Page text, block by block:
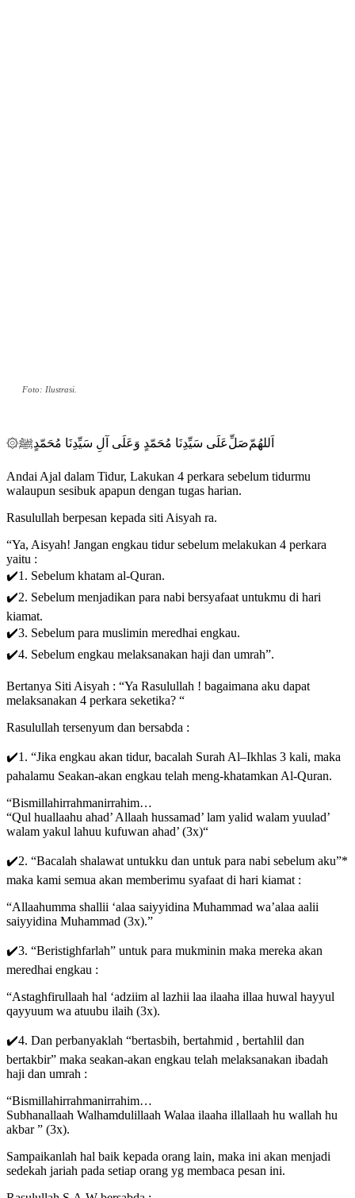
Foto: Ilustrasi.
۞ﺍَﻟﻠﻬُﻢّﺻَﻞِّﻋَﻠَﻰ ﺳَﻴِّﺪِﻧَﺎ ﻣُﺤَﻤّﺪٍ ﻭَﻋَﻠَﻰ ﺁﻝِ ﺳَﻴِّﺪِﻧَﺎ ﻣُﺤَﻤّﺪٍﷺ
Andai Ajal dalam Tidur, Lakukan 4 perkara sebelum tidurmu
walaupun sesibuk apapun dengan tugas harian.
Rasulullah berpesan kepada siti Aisyah ra.
“Ya, Aisyah! Jangan engkau tidur sebelum melakukan 4 perkara
yaitu :
✔️1. Sebelum khatam al-Quran.
✔️2. Sebelum menjadikan para nabi bersyafaat untukmu di hari
kiamat.
✔️3. Sebelum para muslimin meredhai engkau.
✔️4. Sebelum engkau melaksanakan haji dan umrah”.
️Bertanya Siti Aisyah : “Ya Rasulullah ! bagaimana aku dapat
melaksanakan 4 perkara seketika? “
Rasulullah tersenyum dan bersabda :
✔️1. “Jika engkau akan tidur, bacalah Surah Al–Ikhlas 3 kali, maka
pahalamu Seakan-akan engkau telah meng-khatamkan Al-Quran.
“Bismillahirrahmanirrahim…
“Qul huallaahu ahad’ Allaah hussamad’ lam yalid walam yuulad’
walam yakul lahuu kufuwan ahad’ (3x)“
✔️2. “Bacalah shalawat untukku dan untuk para nabi sebelum aku”*
maka kami semua akan memberimu syafaat di hari kiamat :
“Allaahumma shallii ‘alaa saiyyidina Muhammad wa’alaa aalii
saiyyidina Muhammad (3x).”
✔️3. “Beristighfarlah” untuk para mukminin maka mereka akan
meredhai engkau :
“Astaghfirullaah hal ‘adziim al lazhii laa ilaaha illaa huwal hayyul
qayyuum wa atuubu ilaih (3x).
✔️4. Dan perbanyaklah “bertasbih, bertahmid , bertahlil dan
bertakbir” maka seakan-akan engkau telah melaksanakan ibadah
haji dan umrah :
“Bismillahirrahmanirrahim…
Subhanallaah Walhamdulillaah Walaa ilaaha illallaah hu wallah hu
akbar ” (3x).
Sampaikanlah hal baik kepada orang lain, maka ini akan menjadi
sedekah jariah pada setiap orang yg membaca pesan ini.